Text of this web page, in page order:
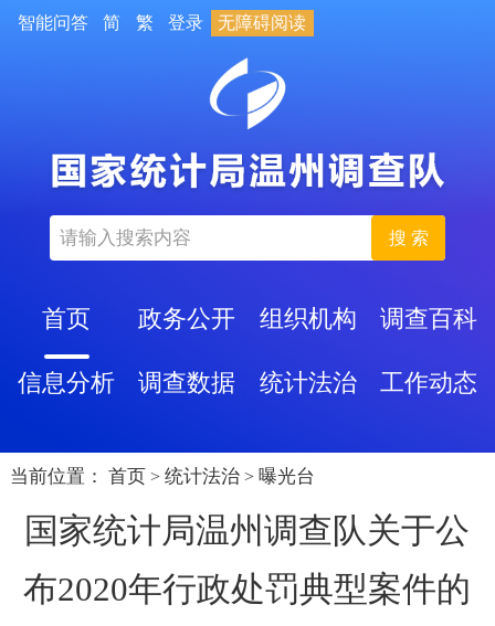
智能问答 简 繁 登录 无障碍阅读
搜 索
首页 政务公开 组织机构 调查百科
信息分析 调查数据 统计法治 工作动态
当前位置： 首页 > 统计法治 > 曝光台
国家统计局温州调查队关于公
布2020年行政处罚典型案件的